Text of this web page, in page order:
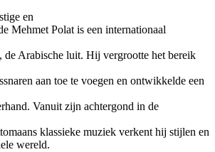
en
Mehmet Polat is een internationaal
de Arabische luit. Hij vergrootte het bereik
aan toe te voegen en ontwikkelde een
Vanuit zijn achtergond in de
klassieke muziek verkent hij stijlen en
wereld.